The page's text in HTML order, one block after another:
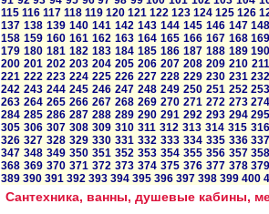
115 116 117 118 119 120 121 122 123 124 125 126
137 138 139 140 141 142 143 144 145 146 147
158 159 160 161 162 163 164 165 166 167 168
179 180 181 182 183 184 185 186 187 188 189
200 201 202 203 204 205 206 207 208 209 210 211
221 222 223 224 225 226 227 228 229 230 231
242 243 244 245 246 247 248 249 250 251 252
263 264 265 266 267 268 269 270 271 272 273
284 285 286 287 288 289 290 291 292 293 294
305 306 307 308 309 310 311 312 313 314 315 316
326 327 328 329 330 331 332 333 334 335 336
347 348 349 350 351 352 353 354 355 356 357
368 369 370 371 372 373 374 375 376 377 378
389 390 391 392 393 394 395 396 397 398 399 400
Сантехника, ванны, душевые кабины,